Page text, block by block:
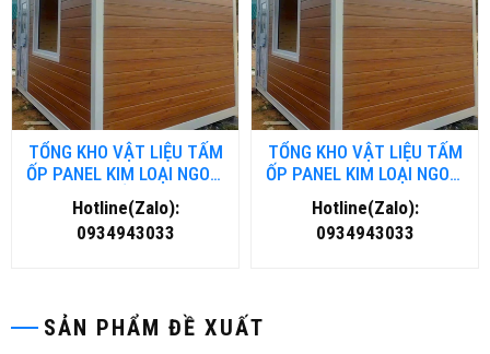
SẢN PHẨM ĐỀ XUẤT
TỔNG KHO VẬT LIỆU TẤM
ỐP PANEL KIM LOẠI NGOÀI
TRỜI TẠI HỒ CHÍ MINH
Hotline(Zalo):
0934943033
TỔNG KHO VẬT LIỆU TẤM
ỐP PANEL KIM LOẠI NGOÀI
TRỜI TẠI HÀ NỘI
Hotline(Zalo):
0934943033